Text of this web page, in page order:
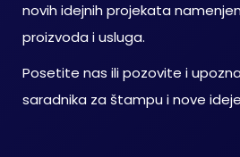
novih idejnih projekata
proizvoda i usluga.
Posetite nas ili pozovite i
saradnika za štampu i nove